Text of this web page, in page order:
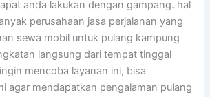
anda lakukan dengan gampang. hal
perusahaan jasa perjalanan yang
sewa mobil untuk pulang kampung
langsung dari tempat tinggal
mencoba layanan ini, bisa
agar mendapatkan pengalaman pulang